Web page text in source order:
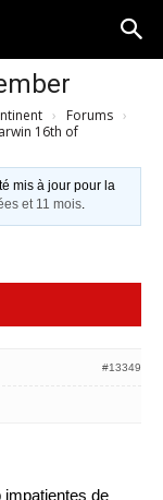
› Forums ›
16th of
mis à jour pour la
et 11 mois.
#13349
de